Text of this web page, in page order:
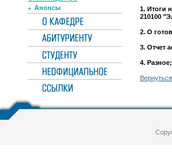
Анонсы
1. Итоги
210100
2. О
3. Отчет
4. Разное;